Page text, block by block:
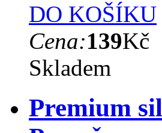
DO KOŠÍKU
Cena:139Kč
Skladem
Premium